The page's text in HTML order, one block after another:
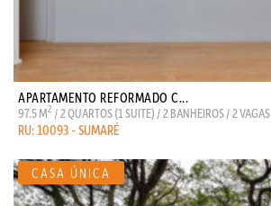
APARTAMENTO REFORMADO C...
97.5 M2 / 2 QUARTOS (1 SUITE) / 2 BANHEIROS / 2 VAGAS
RU: 10093 - SUMARÉ